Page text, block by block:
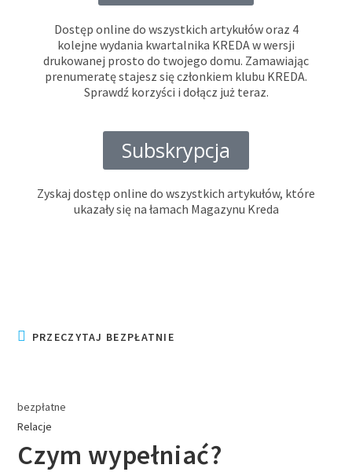
Subskrypcja
Zyskaj dostęp online do wszystkich artykułów, które
ukazały się na łamach Magazynu Kreda
Dostęp online do wszystkich artykułów oraz 4
kolejne wydania kwartalnika KREDA w wersji
drukowanej prosto do twojego domu. Zamawiając
prenumeratę stajesz się członkiem klubu KREDA.
Sprawdź korzyści i dołącz już teraz.
PRZECZYTAJ BEZPŁATNIE
bezpłatne
Relacje
Czym wypełniać?